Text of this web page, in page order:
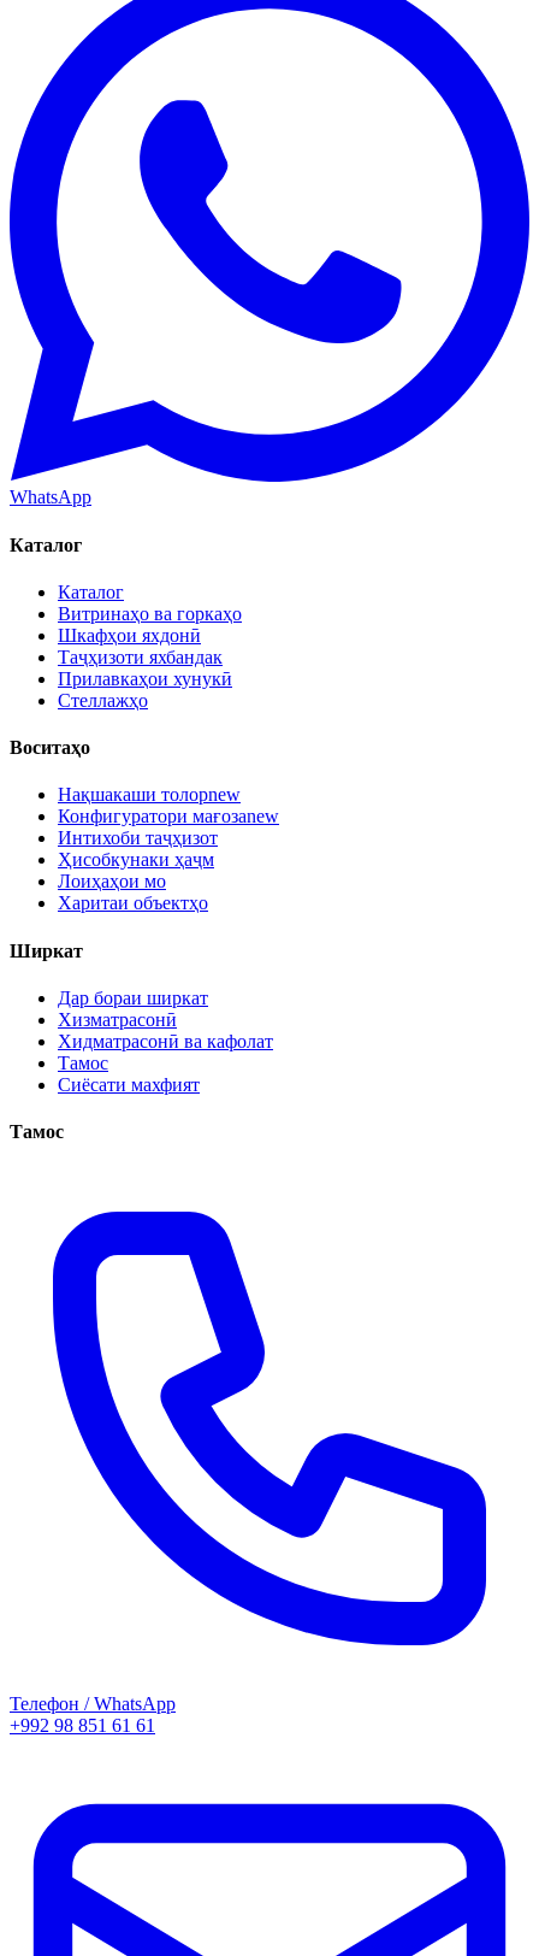
WhatsApp
Каталог
Каталог
Витринаҳо ва горкаҳо
Шкафҳои яхдонӣ
Таҷҳизоти яхбандак
Прилавкаҳои хунукӣ
Стеллажҳо
Воситаҳо
Нақшакаши толорnew
Конфигуратори мағозаnew
Интихоби таҷҳизот
Ҳисобкунаки ҳаҷм
Лоиҳаҳои мо
Харитаи объектҳо
Ширкат
Дар бораи ширкат
Хизматрасонӣ
Хидматрасонӣ ва кафолат
Тамос
Сиёсати махфият
Тамос
Телефон / WhatsApp
+992 98 851 61 61